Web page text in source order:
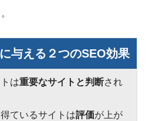
与える２つのSEO効果
は重要なサイトと判断され
ているサイトは評価が上が